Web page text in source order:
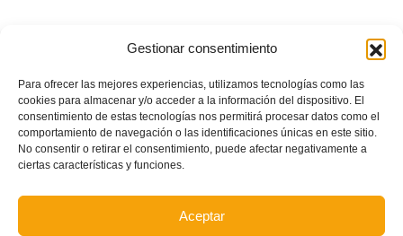
Gestionar consentimiento
Para ofrecer las mejores experiencias, utilizamos tecnologías como las
cookies para almacenar y/o acceder a la información del dispositivo. El
consentimiento de estas tecnologías nos permitirá procesar datos como el
comportamiento de navegación o las identificaciones únicas en este sitio.
No consentir o retirar el consentimiento, puede afectar negativamente a
ciertas características y funciones.
Aceptar
POSTS RECIENTES
Ferran Torres se da un baño de masas y se convierte
en el embajador de la Comunitat Valenciana
Estos son los dos grupos y calendarios de Lliga